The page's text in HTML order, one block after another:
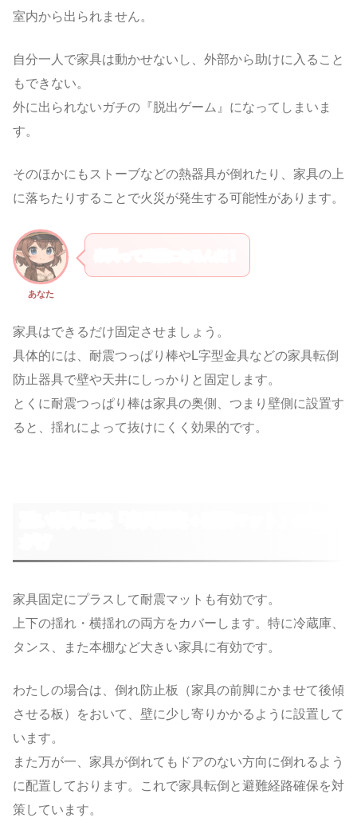
室内から出られません。
自分一人で家具は動かせないし、外部から助けに入ること
もできない。
外に出られないガチの『脱出ゲーム』になってしまいま
す。
そのほかにもストーブなどの熱器具が倒れたり、家具の上
に落ちたりすることで火災が発生する可能性があります。
あなた
家具はできるだけ固定させましょう。
具体的には、耐震つっぱり棒やL字型金具などの家具転倒
防止器具で壁や天井にしっかりと固定します。
とくに耐震つっぱり棒は家具の奥側、つまり壁側に設置す
ると、揺れによって抜けにくく効果的です。
家具固定にプラスして耐震マットも有効です。
上下の揺れ・横揺れの両方をカバーします。特に冷蔵庫、
タンス、また本棚など大きい家具に有効です。
わたしの場合は、倒れ防止板（家具の前脚にかませて後傾
させる板）をおいて、壁に少し寄りかかるように設置して
います。
また万が一、家具が倒れてもドアのない方向に倒れるよう
に配置しております。これで家具転倒と避難経路確保を対
策しています。